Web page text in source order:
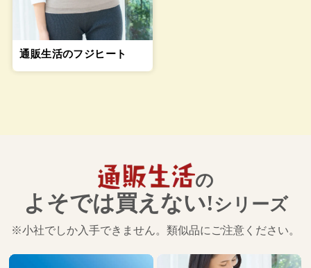
通販生活のフジヒート
の
よそでは買えない!シリーズ
※小社でしか入手できません。類似品にご注意ください。